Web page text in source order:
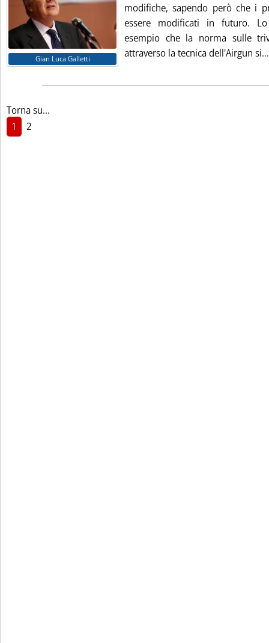
Gian Luca Galletti
modifiche, sapendo però che i
essere modificati in futuro.
esempio che la norma sulle
attraverso la tecnica dell'Airgun si...
Torna su...
1
2